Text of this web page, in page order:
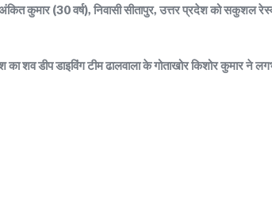
कुमार (30 वर्ष), निवासी सीतापुर, उत्तर प्रदेश को सकुशल
शव डीप डाइविंग टीम ढालवाला के गोताखोर किशोर कुमार ने